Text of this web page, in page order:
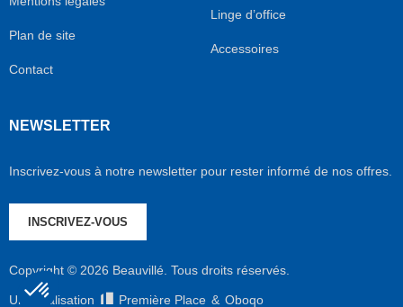
Plan de site
Contact
Linge d’office
Accessoires
NEWSLETTER
Inscrivez-vous à notre newsletter pour rester informé de nos offres.
INSCRIVEZ-VOUS
Copyright © 2026 Beauvillé. Tous droits réservés.
Une réalisation Première Place & Oboqo